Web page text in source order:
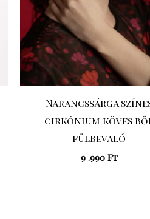
Narancssárga
cirkónium köves
fülbevaló
9 .990 Ft